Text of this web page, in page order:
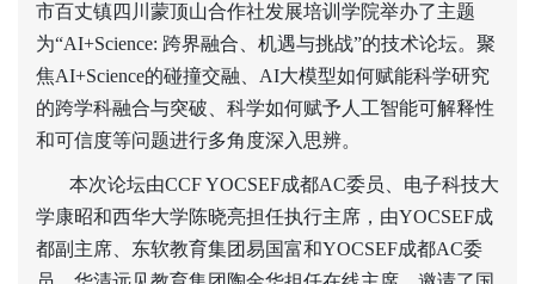
市百丈镇四川蒙顶山合作社发展培训学院举办了主题
为“AI+Science: 跨界融合、机遇与挑战”的技术论坛。聚
焦AI+Science的碰撞交融、AI大模型如何赋能科学研究
的跨学科融合与突破、科学如何赋予人工智能可解释性
和可信度等问题进行多角度深入思辨。
本次论坛由CCF YOCSEF成都AC委员、电子科技大
学康昭和西华大学陈晓亮担任执行主席，由YOCSEF成
都副主席、东软教育集团易国富和YOCSEF成都AC委